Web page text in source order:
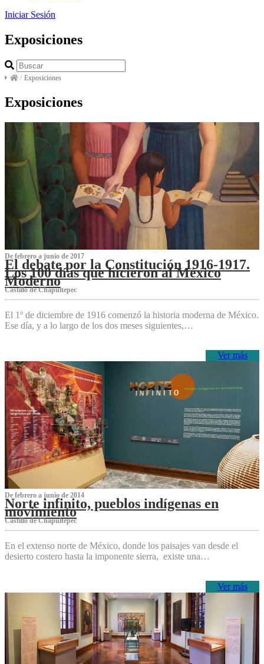
Iniciar Sesión
Exposiciones
/ Exposiciones
Exposiciones
De febrero a junio de 2017
El debate por la Constitución 1916-1917.
Los 100 días que hicieron al México
Moderno
Castillo de Chapultepec
El 1º de diciembre de 1916 comenzó la historia moderna de México.
Ese día, y a lo largo de los dos meses siguientes,…
Ver más
De febrero a junio de 2014
Norte infinito, pueblos indígenas en
movimiento
Castillo de Chapultepec
En el extenso norte de México, donde los paisajes van desde el
desierto costero hasta la imponente sierra, existe una…
Ver más